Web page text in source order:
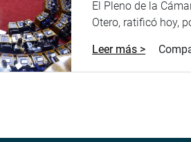
del derrumbe en la parte alta de
todo a su paso, arrasando
Villanueva coordinó de inmediato
El Pleno de la
Otero, ratificó hoy,
Leer más >